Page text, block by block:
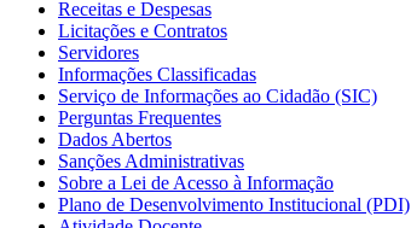
Receitas e Despesas
Licitações e Contratos
Servidores
Informações Classificadas
Serviço de Informações ao Cidadão (SIC)
Perguntas Frequentes
Dados Abertos
Sanções Administrativas
Sobre a Lei de Acesso à Informação
Plano de Desenvolvimento Institucional (PDI)